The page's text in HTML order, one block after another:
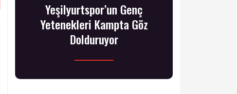
Yeşilyurtspor’un Genç
Yetenekleri Kampta Göz
Dolduruyor